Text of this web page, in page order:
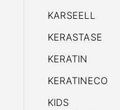
KARSEELL
KERASTASE
KERATIN
KERATINECO
KIDS